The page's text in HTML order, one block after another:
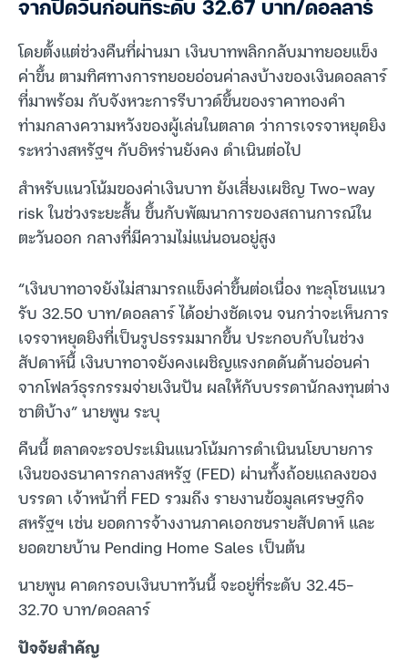
จากปิดวันก่อนที่ระดับ 32.67 บาท/ดอลลาร์
โดยตั้งแต่ช่วงคืนที่ผ่านมา เงินบาทพลิกกลับมาทยอยแข็ง
ค่าขึ้น ตามทิศทางการทยอยอ่อนค่าลงบ้างของเงินดอลลาร์
ที่มาพร้อม กับจังหวะการรีบาวด์ขึ้นของราคาทองคำ
ท่ามกลางความหวังของผู้เล่นในตลาด ว่าการเจรจาหยุดยิง
ระหว่างสหรัฐฯ กับอิหร่านยังคง ดำเนินต่อไป
สำหรับแนวโน้มของค่าเงินบาท ยังเสี่ยงเผชิญ Two-way
risk ในช่วงระยะสั้น ขึ้นกับพัฒนาการของสถานการณ์ใน
ตะวันออก กลางที่มีความไม่แน่นอนอยู่สูง
“เงินบาทอาจยังไม่สามารถแข็งค่าขึ้นต่อเนื่อง ทะลุโซนแนว
รับ 32.50 บาท/ดอลลาร์ ได้อย่างชัดเจน จนกว่าจะเห็นการ
เจรจาหยุดยิงที่เป็นรูปธรรมมากขึ้น ประกอบกับในช่วง
สัปดาห์นี้ เงินบาทอาจยังคงเผชิญแรงกดดันด้านอ่อนค่า
จากโฟลว์ธุรกรรมจ่ายเงินปัน ผลให้กับบรรดานักลงทุนต่าง
ชาติบ้าง” นายพูน ระบุ
คืนนี้ ตลาดจะรอประเมินแนวโน้มการดำเนินนโยบายการ
เงินของธนาคารกลางสหรัฐ (FED) ผ่านทั้งถ้อยแถลงของ
บรรดา เจ้าหน้าที่ FED รวมถึง รายงานข้อมูลเศรษฐกิจ
สหรัฐฯ เช่น ยอดการจ้างงานภาคเอกชนรายสัปดาห์ และ
ยอดขายบ้าน Pending Home Sales เป็นต้น
นายพูน คาดกรอบเงินบาทวันนี้ จะอยู่ที่ระดับ 32.45-
32.70 บาท/ดอลลาร์
ปัจจัยสำคัญ